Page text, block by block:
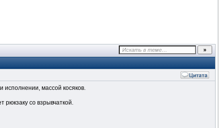
исполнении, массой косяков.
рюкзаку со взрывчаткой.